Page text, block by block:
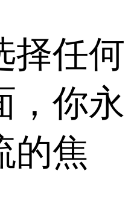
择任何
，你永
的焦